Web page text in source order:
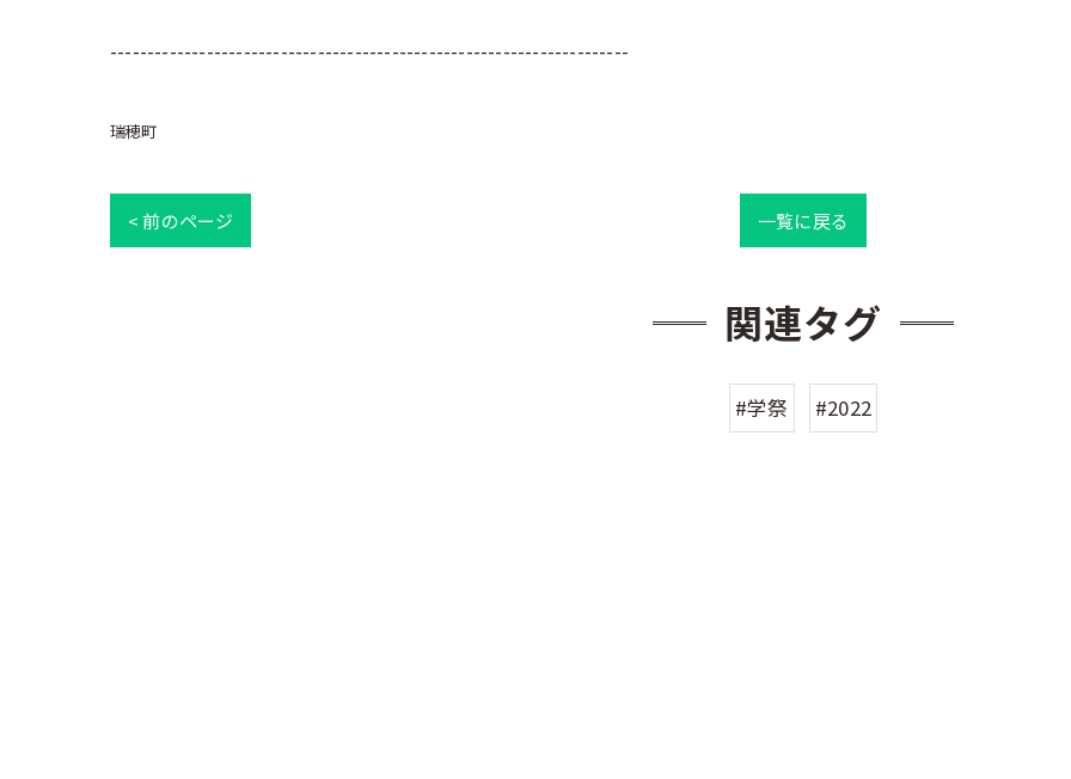
----------------------------------------------------------------------
瑞穂町
< 前のページ 一覧に戻る
関連タグ
#学祭 #2022